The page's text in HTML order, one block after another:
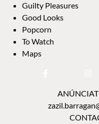
Guilty Pleasures
Good Looks
Popcorn
To Watch
Maps